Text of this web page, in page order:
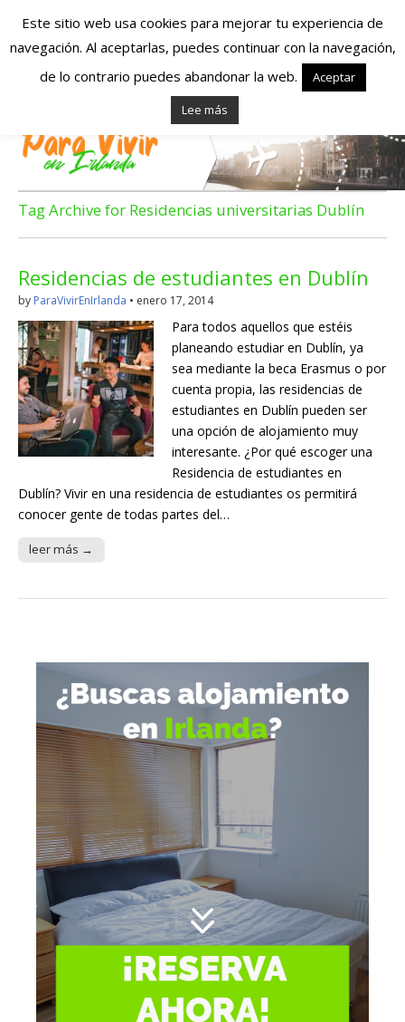
Españoles en
Irlanda – Vivir en
Irlanda – Trabajo
en Irlanda –
Alojamiento en
Irlanda
Blog dedicado a los que viven, estudian y trabajan en
Irlanda!
Tag Archive for Residencias universitarias Dublín
Residencias de estudiantes en Dublín
by ParaVivirEnIrlanda • enero 17, 2014
Para todos aquellos que estéis
planeando estudiar en Dublín, ya
sea mediante la beca Erasmus o por
cuenta propia, las residencias de
estudiantes en Dublín pueden ser
una opción de alojamiento muy
interesante. ¿Por qué escoger una
Residencia de estudiantes en
Dublín? Vivir en una residencia de estudiantes os permitirá
conocer gente de todas partes del…
leer más →
Este sitio web usa cookies para mejorar tu experiencia de
navegación. Al aceptarlas, puedes continuar con la navegación,
de lo contrario puedes abandonar la web.
Aceptar
Lee más